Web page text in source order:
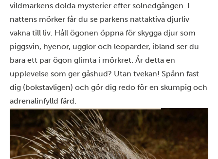
vildmarkens dolda mysterier efter solnedgången. I
nattens mörker får du se parkens nattaktiva djurliv
vakna till liv. Håll ögonen öppna för skygga djur som
piggsvin, hyenor, ugglor och leoparder, ibland ser du
bara ett par ögon glimta i mörkret. Är detta en
upplevelse som ger gåshud? Utan tvekan! Spänn fast
dig (bokstavligen) och gör dig redo för en skumpig och
adrenalinfylld färd.